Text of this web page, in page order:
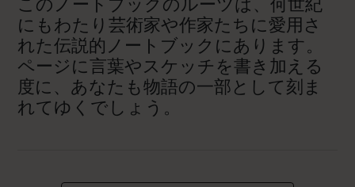
にもわたり芸術家や作家たちに愛用さ
れた伝説的ノートブックにあります。
ページに言葉やスケッチを書き加える
度に、あなたも物語の一部として刻ま
れてゆくでしょう。